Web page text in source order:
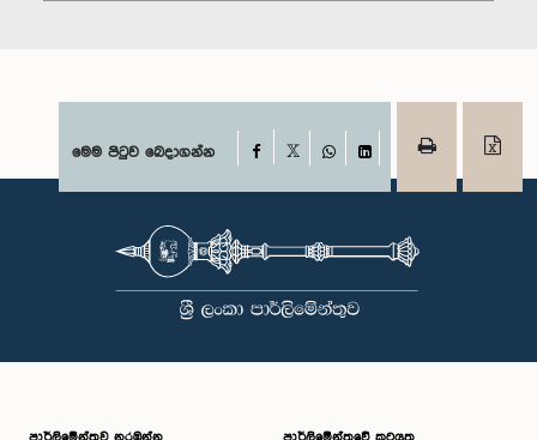
මෙම පිටුව බෙදාගන්න Facebook
WhatsAppLinkedIn